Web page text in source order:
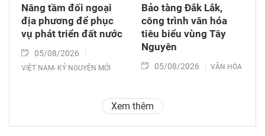
Nâng tầm đối ngoại
địa phương để phục
vụ phát triển đất nước
05/08/2026
VIỆT NAM- KỶ NGUYÊN MỚI
Bảo tàng Đắk Lắk,
công trình văn hóa
tiêu biểu vùng Tây
Nguyên
05/08/2026 VĂN HÓA
Xem thêm